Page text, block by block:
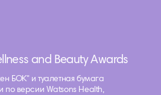
and Beauty Awards
БОК" и туалетная бумага
версии Watsons Health,